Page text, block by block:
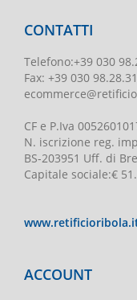
CONTATTI
Telefono:+39 030
Fax: +39 030
CF e P.Iva
N. iscrizione reg.
BS-203951 Uff. di
Capitale sociale:€
ACCOUNT